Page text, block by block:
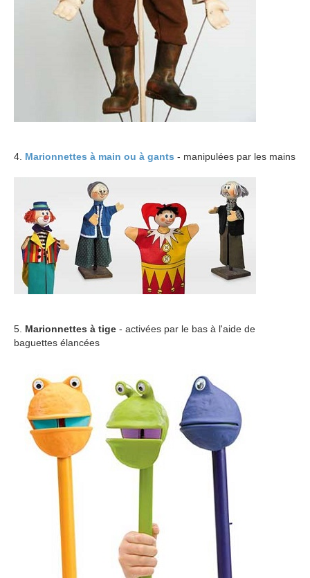
4. Marionnettes à main ou à gants - manipulées par les mains
5. Marionnettes à tige - activées par le bas à l'aide de
baguettes élancées